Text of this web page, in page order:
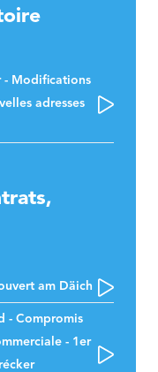
- Modifications
adresses
am Däich
- Compromis
- 1er